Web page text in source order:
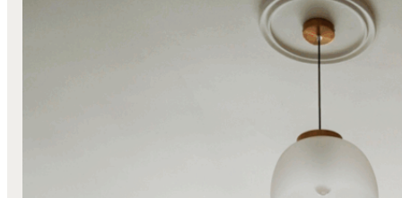
Mørklæggende Gardiner
Transparente